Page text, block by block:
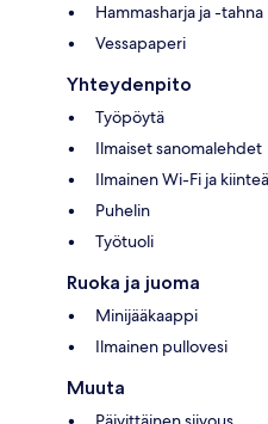
Hammasharja ja -tahna
Vessapaperi
Yhteydenpito
Työpöytä
Ilmaiset sanomalehdet
Ilmainen Wi-Fi ja
Puhelin
Työtuoli
Ruoka ja juoma
Minijääkaappi
Ilmainen pullovesi
Muuta